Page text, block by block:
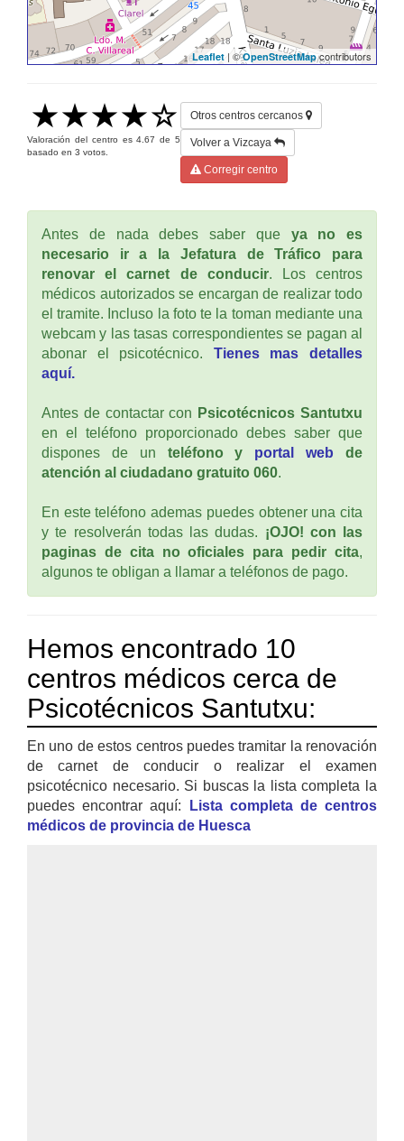
Leaflet | ©OpenStreetMapcontributors
Valoración del centro es4.67 de5
basado en 3 votos.
Otros centros cercanos
Volver a Vizcaya
Corregir centro
Antes de nada debes saber que ya no es
necesario ir a la Jefatura de Tráfico para
renovar el carnet de conducir. Los centros
médicos autorizados se encargan de realizar todo
el tramite. Incluso la foto te la toman mediante una
webcam y las tasas correspondientes se pagan al
abonar el psicotécnico. Tienes mas detalles
aquí.
Antes de contactar con Psicotécnicos Santutxu
en el teléfono proporcionado debes saber que
dispones de un teléfono y portal web de
atención al ciudadano gratuito 060.
En este teléfono ademas puedes obtener una cita
y te resolverán todas las dudas. ¡OJO! con las
paginas de cita no oficiales para pedir cita,
algunos te obligan a llamar a teléfonos de pago.
Hemos encontrado 10
centros médicos cerca de
Psicotécnicos Santutxu:
En uno de estos centros puedes tramitar la renovación
de carnet de conducir o realizar el examen
psicotécnico necesario. Si buscas la lista completa la
puedes encontrar aquí:
Lista completa de centros
médicos de provincia de Huesca